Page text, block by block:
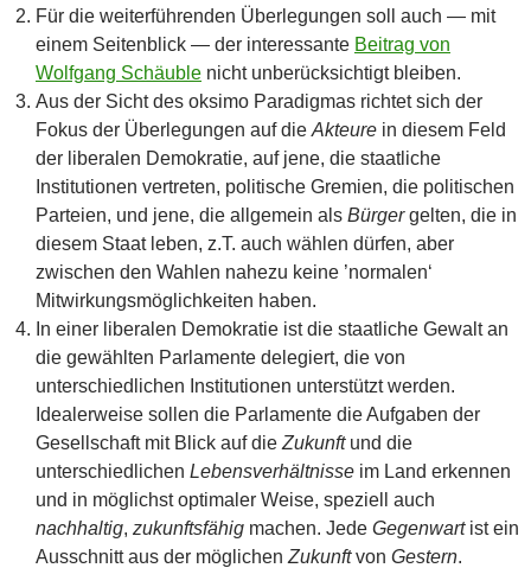
Für die weiterführenden Überlegungen soll auch — mit
einem Seitenblick — der interessante Beitrag von
Wolfgang Schäuble nicht unberücksichtigt bleiben.
Aus der Sicht des oksimo Paradigmas richtet sich der
Fokus der Überlegungen auf die Akteure in diesem Feld
der liberalen Demokratie, auf jene, die staatliche
Institutionen vertreten, politische Gremien, die politischen
Parteien, und jene, die allgemein als Bürgergelten, die in
diesem Staat leben, z.T. auch wählen dürfen, aber
zwischen den Wahlen nahezu keine ’normalen‘
Mitwirkungsmöglichkeiten haben.
In einer liberalen Demokratie ist die staatliche Gewalt an
die gewählten Parlamente delegiert, die von
unterschiedlichen Institutionen unterstützt werden.
Idealerweise sollen die Parlamente die Aufgaben der
Gesellschaft mit Blick auf die Zukunftund die
unterschiedlichen Lebensverhältnisse im Land erkennen
und in möglichst optimaler Weise, speziell auch
nachhaltig, zukunftsfähig machen. Jede Gegenwartist ein
Ausschnitt aus der möglichen Zukunftvon Gestern.